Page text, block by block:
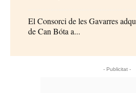
El Consorci de les Gavarres
de Can Bóta a...
- Publicitat -